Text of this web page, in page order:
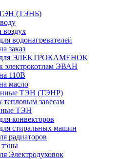
(ТЭНБ)
водонагревателей
заказ
ЭЛЕКТРОКАМЕНОК
ЭВАН
110В
масло
ТЭН (ТЭНР)
завесам
ТЭН
конвекторов
стиральных машин
радиаторов
тэны
Электродуховок